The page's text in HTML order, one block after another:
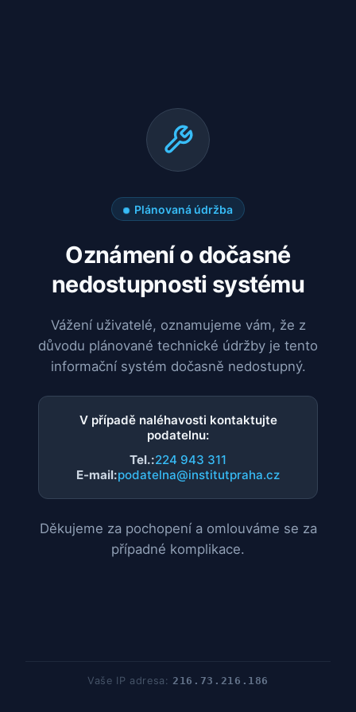
Plánovaná údržba
Oznámení o dočasné
nedostupnosti systému
Vážení uživatelé, oznamujeme vám, že z
důvodu plánované technické údržby je tento
informační systém dočasně nedostupný.
V případě naléhavosti kontaktujte
podatelnu:
Tel.:224 943 311
E-mail:podatelna@institutpraha.cz
Děkujeme za pochopení a omlouváme se za
případné komplikace.
Vaše IP adresa:216.73.216.186